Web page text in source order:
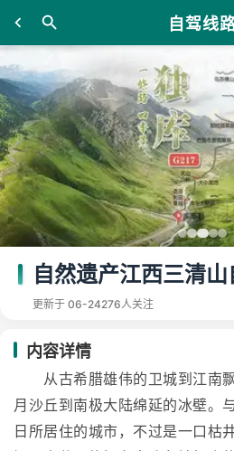
自驾线
自然遗产江西三清
更新于 06-24276人关注
内容详情
从古希腊雄伟的卫城到江南
月沙丘到南极大陆绵延的冰壁。
日所居住的城市，不过是一口枯